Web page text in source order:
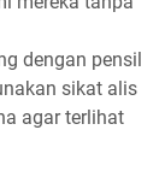
dengan pensil
sikat alis
agar terlihat